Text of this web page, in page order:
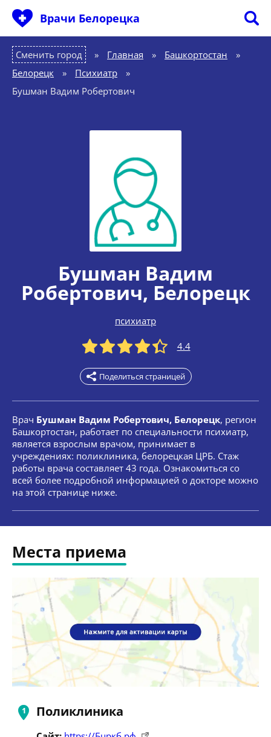
Врачи Белорецка
Сменить город Главная » Башкортостан
»
Белорецк
» Психиатр
»
Бушман Вадим Робертович
Бушман Вадим
Робертович, Белорецк
психиатр
4.4
Поделиться страницей
Врач Бушман Вадим Робертович, Белорецк, регион
Башкортостан, работает по специальности психиатр,
является взрослым врачом, принимает в
учреждениях: поликлиника, белорецкая ЦРБ. Стаж
работы врача составляет 43 года. Ознакомиться со
всей более подробной информацией о докторе можно
на этой странице ниже.
Места приема
Поликлиника